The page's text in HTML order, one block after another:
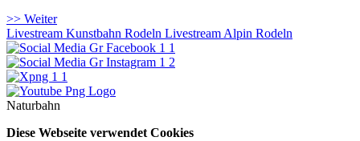
>> Weiter
Livestream Kunstbahn Rodeln Livestream Alpin Rodeln
Naturbahn
Diese Webseite verwendet Cookies